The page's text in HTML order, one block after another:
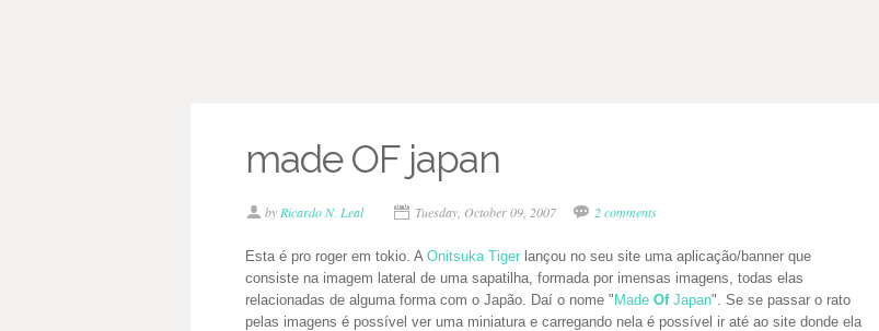
made OF japan
by Ricardo N. Leal Tuesday, October 09, 2007 2 comments
Esta é pro roger em tokio. A Onitsuka Tiger lançou no seu site uma aplicação/banner que
consiste na imagem lateral de uma sapatilha, formada por imensas imagens, todas elas
relacionadas de alguma forma com o Japão. Daí o nome " Made OfJapan". Se se passar o rato
pelas imagens é possível ver uma miniatura e carregando nela é possível ir até ao site donde ela